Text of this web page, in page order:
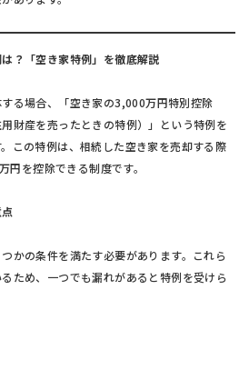
？「空き家特例」を徹底解説
る場合、「空き家の3,000万円特別控除
用財産を売ったときの特例）」という特例を
この特例は、相続した空き家を売却する際
を控除できる制度です。
かの条件を満たす必要があります。これら
ため、一つでも漏れがあると特例を受けら